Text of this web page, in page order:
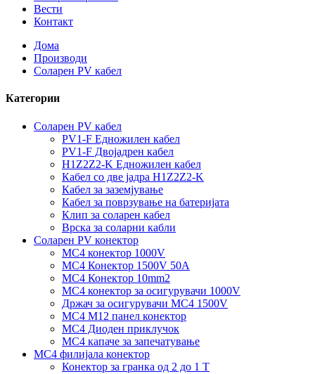
Вести
Контакт
Дома
Производи
Соларен PV кабел
Категории
Соларен PV кабел
PV1-F Едножилен кабел
PV1-F Двојадрен кабел
H1Z2Z2-K Едножилен кабел
Кабел со две јадра H1Z2Z2-K
Кабел за заземјување
Кабел за поврзување на батеријата
Клип за соларен кабел
Врска за соларни кабли
Соларен PV конектор
MC4 конектор 1000V
MC4 Конектор 1500V 50A
MC4 Конектор 10mm2
MC4 конектор за осигурувачи 1000V
Држач за осигурувачи MC4 1500V
MC4 M12 панел конектор
MC4 Диоден приклучок
MC4 капаче за запечатување
MC4 филијала конектор
Конектор за гранка од 2 до 1 Т